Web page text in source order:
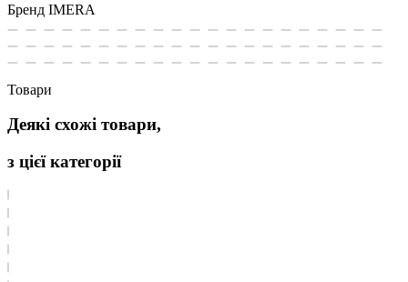
Бренд IMERA
Товари
Деякі схожі товари,
з цієї категорії